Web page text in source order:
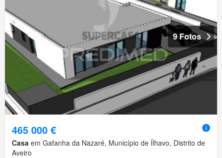
9 Fotos
465 000 €
Casa em Gafanha da Nazaré, Município de Ílhavo, Distrito de
Aveiro